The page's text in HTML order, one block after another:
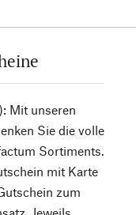
Mit unseren
Sie die volle
Sortiments.
mit Karte
zum